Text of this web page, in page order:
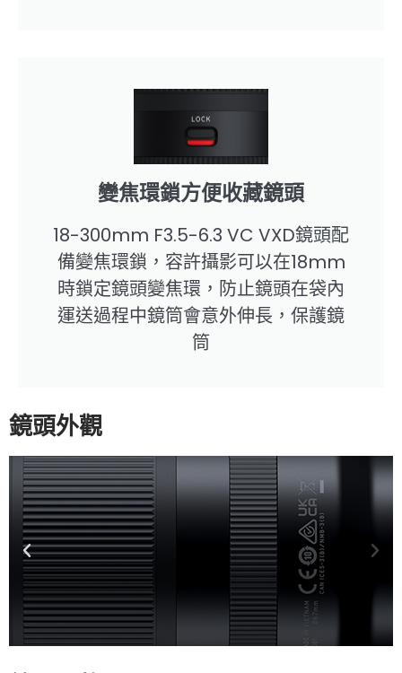
變焦環鎖方便收藏鏡頭
18-300mm F3.5-6.3 VC VXD鏡頭配
備變焦環鎖，容許攝影可以在18mm
時鎖定鏡頭變焦環，防止鏡頭在袋內
運送過程中鏡筒會意外伸長，保護鏡
筒
鏡頭外觀